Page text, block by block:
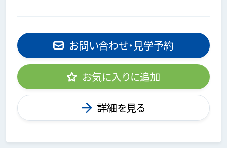
お問い合わせ・見学予約
お気に入りに追加
詳細を見る